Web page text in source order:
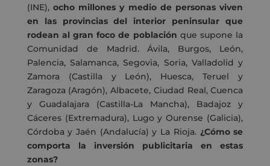
(INE), ocho millones y medio de personas viven
en las provincias del interior peninsular que
rodean al gran foco de población que supone la
Comunidad de Madrid. Ávila, Burgos, León,
Palencia, Salamanca, Segovia, Soria, Valladolid y
Zamora (Castilla y León), Huesca, Teruel y
Zaragoza (Aragón), Albacete, Ciudad Real, Cuenca
y Guadalajara (Castilla-La Mancha), Badajoz y
Cáceres (Extremadura), Lugo y Ourense (Galicia),
Córdoba y Jaén (Andalucía) y La Rioja. ¿Cómo se
comporta la inversión publicitaria en estas
zonas?